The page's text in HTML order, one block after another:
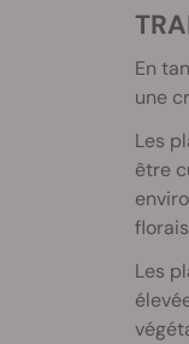
En
une
Les
être
Les